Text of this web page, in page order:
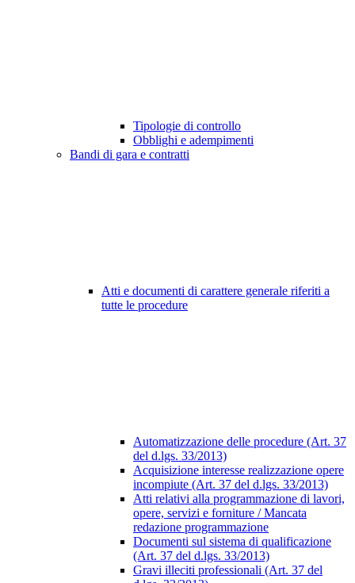
Tipologie di controllo
Obblighi e adempimenti
Bandi di gara e contratti
Atti e documenti di carattere generale riferiti a
tutte le procedure
Automatizzazione delle procedure (Art. 37
del d.lgs. 33/2013)
Acquisizione interesse realizzazione opere
incompiute (Art. 37 del d.lgs. 33/2013)
Atti relativi alla programmazione di lavori,
opere, servizi e forniture / Mancata
redazione programmazione
Documenti sul sistema di qualificazione
(Art. 37 del d.lgs. 33/2013)
Gravi illeciti professionali (Art. 37 del